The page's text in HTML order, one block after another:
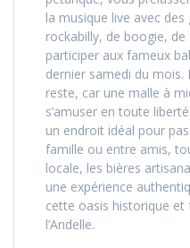
la musique live avec
rockabilly, de boogie,
participer aux fameux
dernier samedi du
reste, car une malle à
s’amuser en toute
un endroit idéal pour
famille ou entre amis,
locale, les bières
une expérience
cette oasis historique et
l’Andelle.